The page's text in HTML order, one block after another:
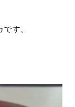
す。